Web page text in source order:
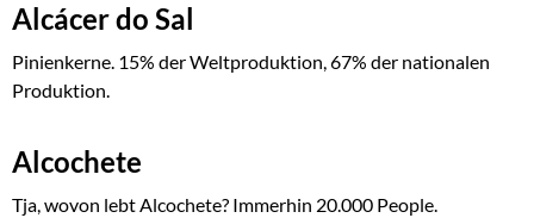
Alcácer do Sal
Pinienkerne. 15% der Weltproduktion, 67% der nationalen
Produktion.
Alcochete
Tja, wovon lebt Alcochete? Immerhin 20.000 People.